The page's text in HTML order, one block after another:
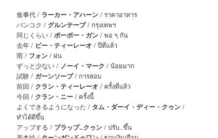
食事代 / ラーカー・アハーン/ ราคาอาหาร
バンコク / グルンテープ/ กรุงเทพฯ
同じくらい / ポーポー・ガン/ พอ ๆ กัน
去年 / ピー・ティーレーオ / ปีที่แล้ว
雨 / フォン/ ฝน
ずっと少ない / ノーイ・マーク / น้อยมาก
試験 / ガーンソープ/ การสอบ
前回 / クラン・ティーレーオ / ครั้งที่แล้ว
今回 / クラン・ニー / ครั้งนี้
よくできるようになった / タム・ダーイ・ディー・クゥン /
ทำได้ดีขึ้น
アップする / プラップ..クゥン / ปรับ..ขึ้น